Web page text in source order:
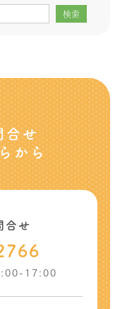
検索
合せ
から
合せ
17:00